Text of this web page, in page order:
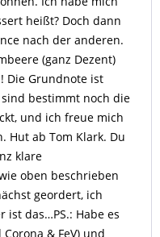
heißt? Doch dann
nach der anderen.
(ganz Dezent)
Die Grundnote ist
bestimmt noch die
und ich freue mich
Hut ab Tom Klark. Du
klare
oben beschrieben
geordert, ich
ist das…PS.: Habe es
& FeV) und